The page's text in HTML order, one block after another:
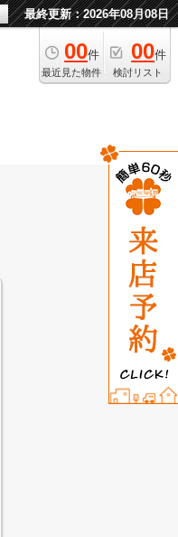
最終更新：2026年08月08日
00件
最近見た物件
00件
検討リスト